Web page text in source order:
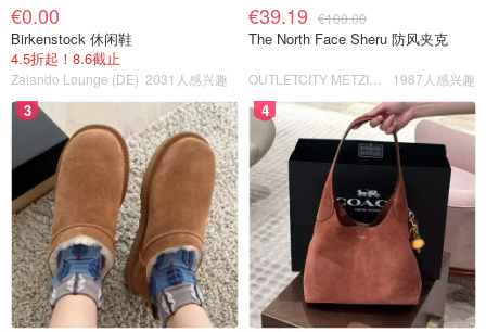
€0.00
Birkenstock 休闲鞋
4.5折起！8.6截止
Zalando Lounge (DE) 2031人感兴趣
€39.19 €100.00
The North Face Sheru 防风夹克
1987人感兴趣
3 4